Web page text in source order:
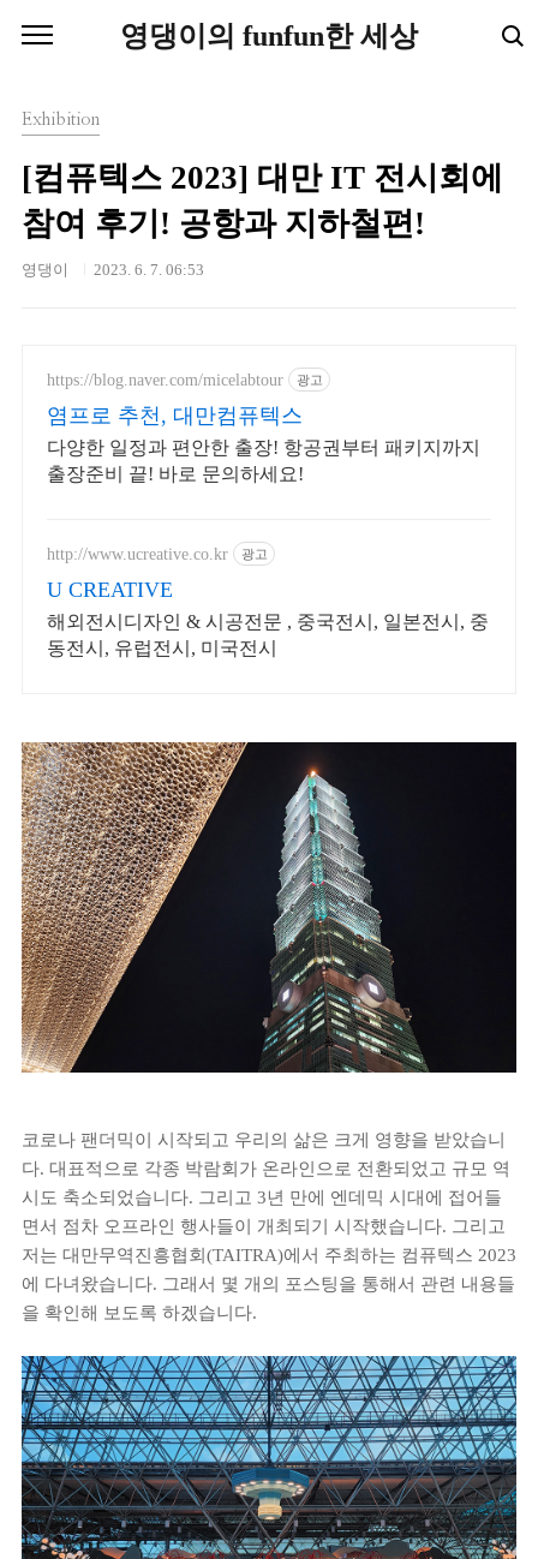
영댕이의 funfun한 세상
Exhibition
[컴퓨텍스 2023] 대만 IT 전시회에
참여 후기! 공항과 지하철편!
영댕이 2023. 6. 7. 06:53
https://blog.naver.com/micelabtour 광고
염프로 추천, 대만컴퓨텍스
다양한 일정과 편안한 출장! 항공권부터 패키지까지
출장준비 끝! 바로 문의하세요!
http://www.ucreative.co.kr 광고
U CREATIVE
해외전시디자인 & 시공전문 , 중국전시, 일본전시, 중
동전시, 유럽전시, 미국전시
코로나 팬더믹이 시작되고 우리의 삶은 크게 영향을 받았습니
다. 대표적으로 각종 박람회가 온라인으로 전환되었고 규모 역
시도 축소되었습니다. 그리고 3년 만에 엔데믹 시대에 접어들
면서 점차 오프라인 행사들이 개최되기 시작했습니다. 그리고
저는 대만무역진흥협회(TAITRA)에서 주최하는 컴퓨텍스 2023
에 다녀왔습니다. 그래서 몇 개의 포스팅을 통해서 관련 내용들
을 확인해 보도록 하겠습니다.